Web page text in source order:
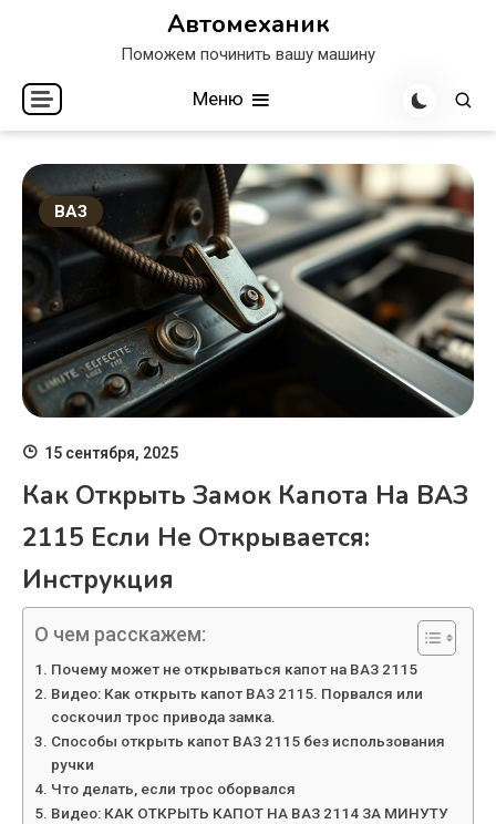
Автомеханик
Поможем починить вашу машину
Меню
ВАЗ
15 сентября, 2025
Как Открыть Замок Капота На ВАЗ
2115 Если Не Открывается:
Инструкция
О чем расскажем:
Почему может не открываться капот на ВАЗ 2115
Видео: Как открыть капот ВАЗ 2115. Порвался или
соскочил трос привода замка.
Способы открыть капот ВАЗ 2115 без использования
ручки
Что делать, если трос оборвался
Видео: КАК ОТКРЫТЬ КАПОТ НА ВАЗ 2114 ЗА МИНУТУ